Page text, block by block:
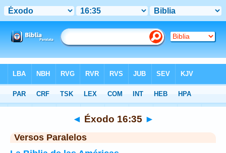
>Éxodo> Capítulo 16 > Verso 35
◄ Éxodo 16:35 ►
Versos Paralelos